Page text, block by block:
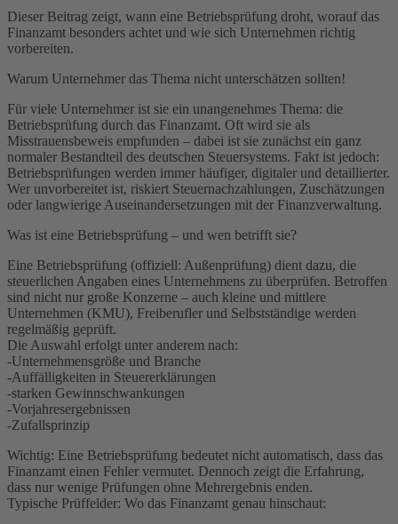
Dieser Beitrag zeigt, wann eine Betriebsprüfung droht, worauf das
Finanzamt besonders achtet und wie sich Unternehmen richtig
vorbereiten.
Warum Unternehmer das Thema nicht unterschätzen sollten!
Für viele Unternehmer ist sie ein unangenehmes Thema: die
Betriebsprüfung durch das Finanzamt. Oft wird sie als
Misstrauensbeweis empfunden – dabei ist sie zunächst ein ganz
normaler Bestandteil des deutschen Steuersystems. Fakt ist jedoch:
Betriebsprüfungen werden immer häufiger, digitaler und detaillierter.
Wer unvorbereitet ist, riskiert Steuernachzahlungen, Zuschätzungen
oder langwierige Auseinandersetzungen mit der Finanzverwaltung.
Was ist eine Betriebsprüfung – und wen betrifft sie?
Eine Betriebsprüfung (offiziell: Außenprüfung) dient dazu, die
steuerlichen Angaben eines Unternehmens zu überprüfen. Betroffen
sind nicht nur große Konzerne – auch kleine und mittlere
Unternehmen (KMU), Freiberufler und Selbstständige werden
regelmäßig geprüft.
Die Auswahl erfolgt unter anderem nach:
-Unternehmensgröße und Branche
-Auffälligkeiten in Steuererklärungen
-starken Gewinnschwankungen
-Vorjahresergebnissen
-Zufallsprinzip
Wichtig: Eine Betriebsprüfung bedeutet nicht automatisch, dass das
Finanzamt einen Fehler vermutet. Dennoch zeigt die Erfahrung,
dass nur wenige Prüfungen ohne Mehrergebnis enden.
Typische Prüffelder: Wo das Finanzamt genau hinschaut: